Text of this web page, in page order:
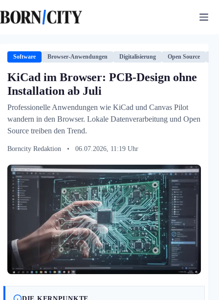
Inhalt
springen
Software Browser-Anwendungen Digitalisierung Open Source
KiCad im Browser: PCB-Design ohne
Installation ab Juli
Professionelle Anwendungen wie KiCad und Canvas Pilot
wandern in den Browser. Lokale Datenverarbeitung und Open
Source treiben den Trend.
Borncity Redaktion • 06.07.2026, 11:19 Uhr
DIE KERNPUNKTE